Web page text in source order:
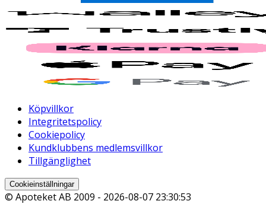
Köpvillkor
Integritetspolicy
Cookiepolicy
Kundklubbens medlemsvillkor
Tillgänglighet
Cookieinställningar
© Apoteket AB 2009 - 2026-08-07 23:30:53